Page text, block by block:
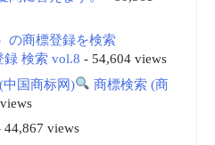
の商標登録を検索
録 検索 vol.8 - 54,604 views
国商标网)
商標検索 (商
44,867 views